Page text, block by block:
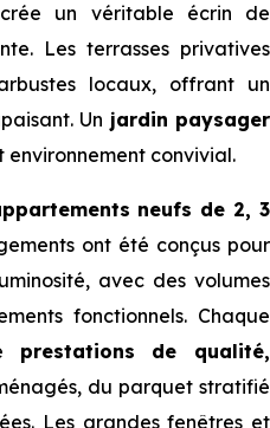
un véritable écrin de
Les terrasses privatives
locaux, offrant un
Un jardin paysager
convivial.
neufs de 2, 3
ont été conçus pour
avec des volumes
fonctionnels. Chaque
prestations de qualité,
du parquet stratifié
Les grandes fenêtres et